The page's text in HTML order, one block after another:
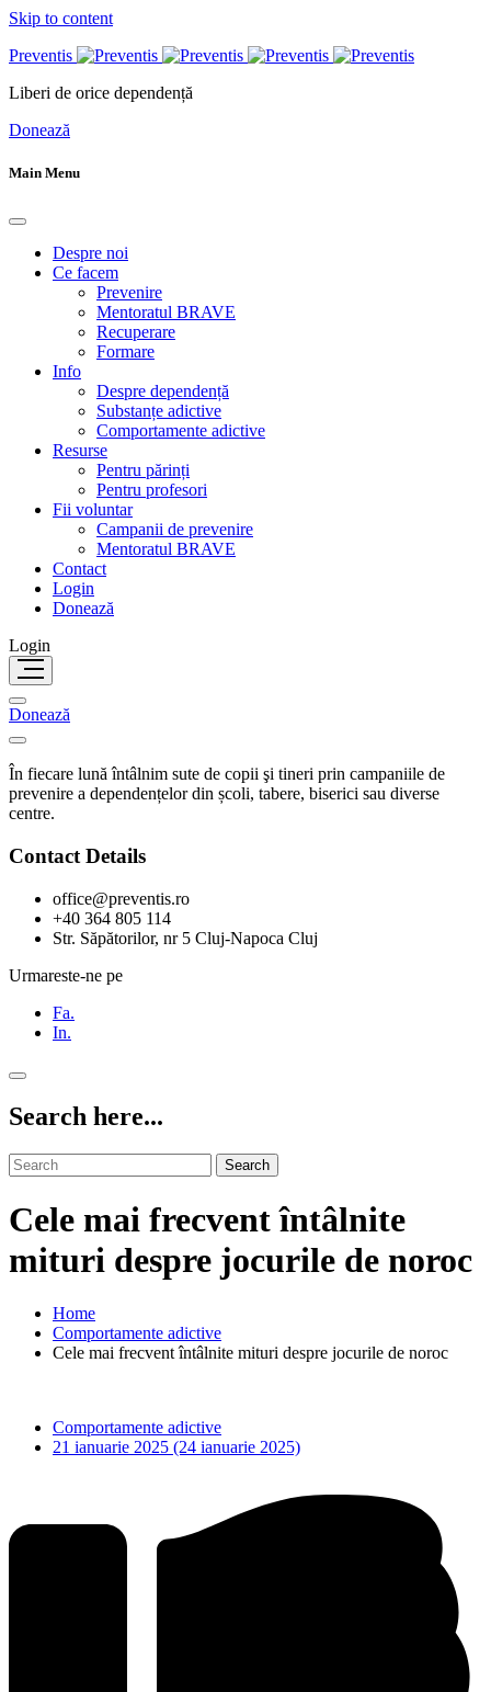
Skip to content
Preventis
Liberi de orice dependență
Donează
Main Menu
Despre noi
Ce facem
Prevenire
Mentoratul BRAVE
Recuperare
Formare
Info
Despre dependență
Substanțe adictive
Comportamente adictive
Resurse
Pentru părinți
Pentru profesori
Fii voluntar
Campanii de prevenire
Mentoratul BRAVE
Contact
Login
Donează
Login
Donează
În fiecare lună întâlnim sute de copii şi tineri prin campaniile de
prevenire a dependențelor din școli, tabere, biserici sau diverse
centre.
Contact Details
office@preventis.ro
+40 364 805 114
Str. Săpătorilor, nr 5 Cluj-Napoca Cluj
Urmareste-ne pe
Fa.
In.
Search here...
Search
Cele mai frecvent întâlnite
mituri despre jocurile de noroc
Home
Comportamente adictive
Cele mai frecvent întâlnite mituri despre jocurile de noroc
Comportamente adictive
21 ianuarie 2025 (24 ianuarie 2025)